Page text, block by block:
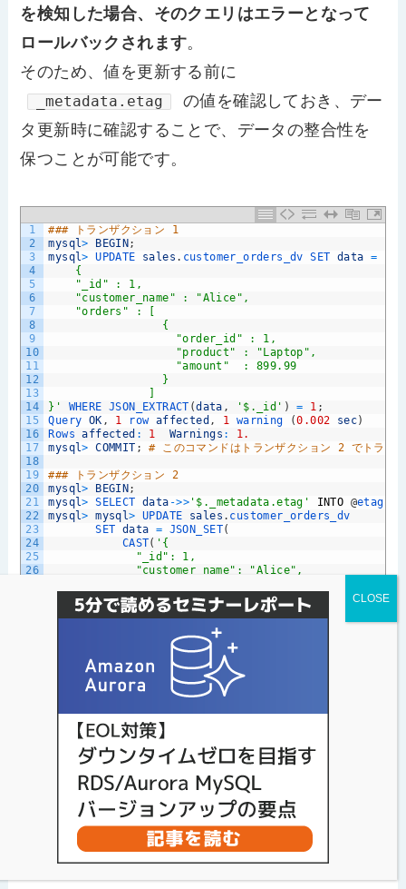
を検知した場合、そのクエリはエラーとなって
ロールバックされます。
そのため、値を更新する前に
_metadata.etag
の値を確認しておき、デー
タ更新時に確認することで、データの整合性を
保つことが可能です。
1
2
3
4
5
6
7
8
9
10
11
12
13
14
15
16
17
18
19
20
21
22
23
24
25
26
### トランザクション 1
mysql> BEGIN;
mysql> UPDATE sales . customer_orders_dv SET data =
{
"_id" : 1,
"customer_name" : "Alice",
"orders" : [
{
"order_id" : 1,
"product" : "Laptop",
"amount"  : 899.99
}
]
}'
WHERE JSON_EXTRACT (data , '$._id' ) = 1 ;
Query OK , 1 row affected , 1 warning (0.002 sec)
Rows affected : 1 Warnings :
1.
mysql> COMMIT ; # このコマンドはトランザクション 2 でトラン
### トランザクション 2
mysql> BEGIN;
mysql> SELECT data ->>'$._metadata.etag' INTO @etag
mysql> mysql> UPDATE sales . customer_orders_dv
SET data = JSON_SET(
CAST( '{
"_id": 1,
"customer_name": "Alice",
{
"order_id": 1,
"product": "Laptop",
"amount": 699.99
]
}' AS JSON),
'$._metadata', JSON_OBJECT
WHERE data->
ERROR 6494 (HY000)